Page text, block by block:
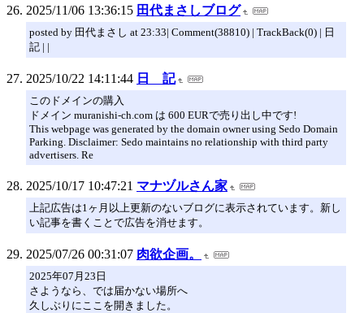
2025/11/06 13:36:15 田代まさしブログ
posted by 田代まさし at 23:33| Comment(38810) | TrackBack(0) | 日
記 | |
2025/10/22 14:11:44 日 記
このドメインの購入
ドメイン muranishi-ch.com は 600 EURで売り出し中です!
This webpage was generated by the domain owner using Sedo Domain
Parking. Disclaimer: Sedo maintains no relationship with third party
advertisers. Re
2025/10/17 10:47:21 マナヅルさん家
上記広告は1ヶ月以上更新のないブログに表示されています。新し
い記事を書くことで広告を消せます。
2025/07/26 00:31:07 肉欲企画。
2025年07月23日
さようなら、では届かない場所へ
久しぶりにここを開きました。